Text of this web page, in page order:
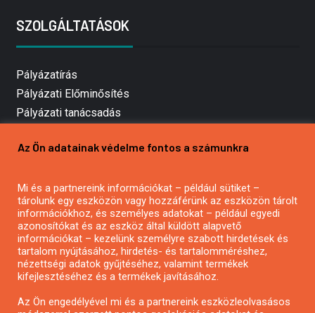
SZOLGÁLTATÁSOK
Pályázatírás
Pályázati Előminősítés
Pályázati tanácsadás
Mezőgazdasági pályázatírás
Pályázatírás civil szervezeteknek
Pályázatírás önkormányzatoknak
Pályázatfigyelés
Specifikus pályázatfigyelés vagy hírlevél
Az Ön adatainak védelme fontos a számunkra
Mi és a partnereink információkat – például sütiket –
tárolunk egy eszközön vagy hozzáférünk az eszközön tárolt
információkhoz, és személyes adatokat – például egyedi
azonosítókat és az eszköz által küldött alapvető
információkat – kezelünk személyre szabott hirdetések és
tartalom nyújtásához, hirdetés- és tartalomméréshez,
nézettségi adatok gyűjtéséhez, valamint termékek
kifejlesztéséhez és a termékek javításához.
Az Ön engedélyével mi és a partnereink eszközleolvasásos